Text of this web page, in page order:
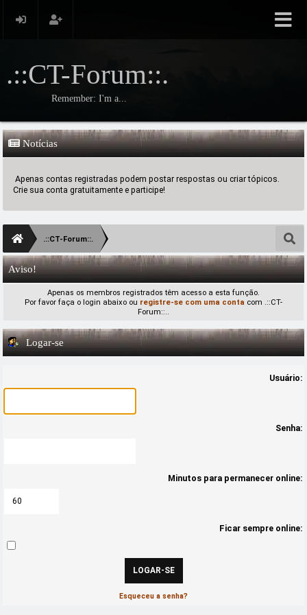
.::CT-Forum::.
Remember: I'm a...
Notícias
Apenas contas registradas podem postar respostas ou criar tópicos.
Crie sua conta gratuitamente e participe!
.::CT-Forum::.
Aviso!
Apenas os membros registrados têm acesso a esta função.
Por favor faça o login abaixo ou registre-se com uma conta com .::CT-
Forum::..
Logar-se
Usuário:
Senha:
Minutos para permanecer online:
Ficar sempre online:
Esqueceu a senha?